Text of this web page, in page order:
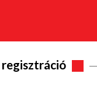
regisztráció